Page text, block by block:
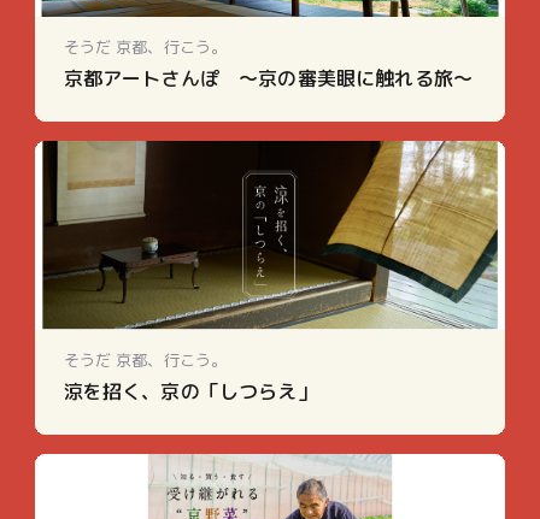
そうだ 京都、行こう。
京都アートさんぽ ～京の審美眼に触れる旅～
そうだ 京都、行こう。
涼を招く、京の「しつらえ」